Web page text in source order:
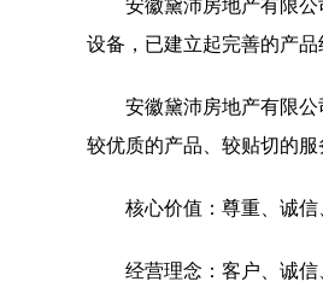
安徽黛沛房地产有限
设备，已建立起完善的产
安徽黛沛房地产有限
较优质的产品、较贴切的服
核心价值：尊重、诚
经营理念：客户、诚